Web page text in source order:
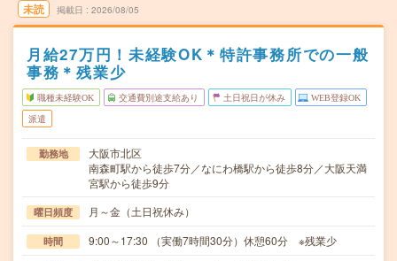
未読 掲載日 2026/08/05
月給27万円！未経験OK＊特許事務所での一般
事務＊残業少
職種未経験OK 交通費別途支給あり 土日祝日が休み WEB登録OK
派遣
勤務地
大阪市北区
南森町駅から徒歩7分／なにわ橋駅から徒歩8分／大阪天満
宮駅から徒歩9分
曜日頻度 月～金（土日祝休み）
時間 9:00～17:30 （実働7時間30分）休憩60分 ※残業少